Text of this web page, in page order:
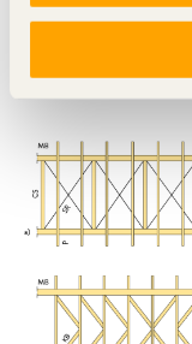
en ståldiagonal i
vilket betyder att
ger dragkrafter i